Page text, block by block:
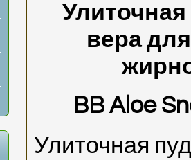
вера
BB Aloe
Улиточная